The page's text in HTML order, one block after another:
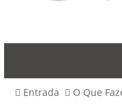
Entrada
O Que